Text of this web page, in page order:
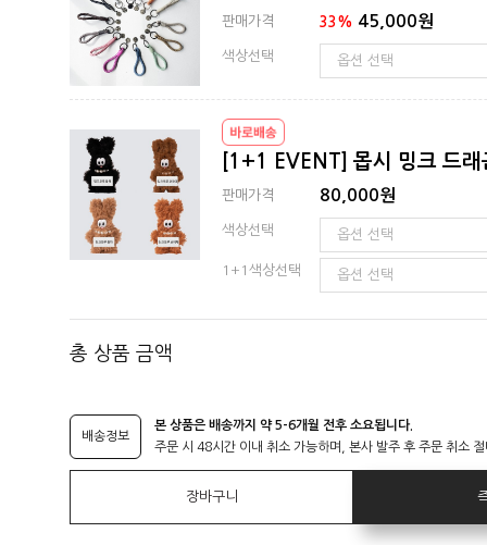
판매가격 33% 45,000원
색상선택
[1+1 EVENT] 몹시 밍크 드래
판매가격 80,000원
색상선택
1+1색상선택
총 상품 금액
배송정보
본 상품은 배송까지 약 5-6개월 전후 소요됩니다.
주문 시 48시간 이내 취소 가능하며, 본사 발주 후 주문 취소
장바구니